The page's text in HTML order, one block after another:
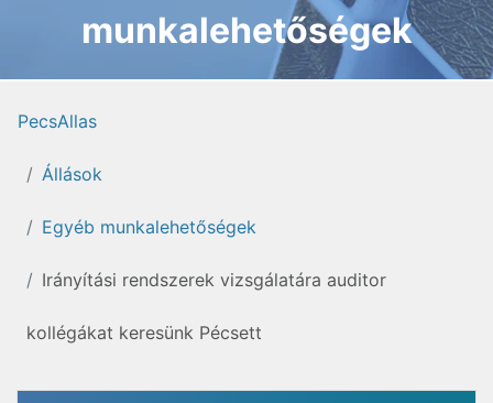
munkalehetőségek
PecsAllas
Állások
Egyéb munkalehetőségek
Irányítási rendszerek vizsgálatára auditor
kollégákat keresünk Pécsett